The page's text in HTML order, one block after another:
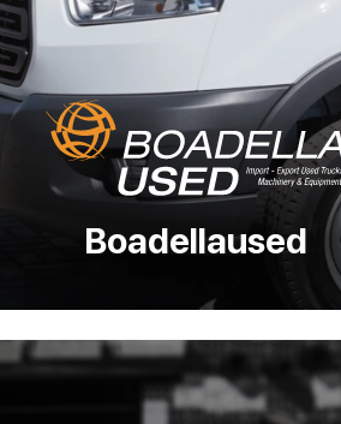
Boadellaused